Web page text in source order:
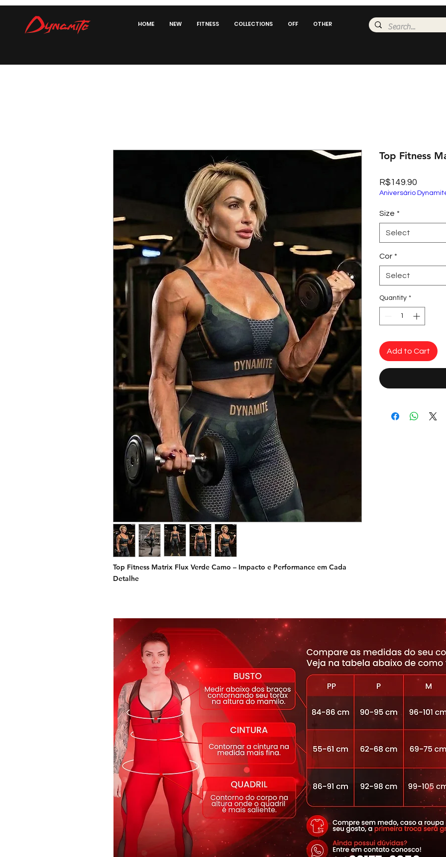
HOME NEW FITNESS COLLECTIONS OFF OTHER
Top Fitness Matrix Flux Verde Camo – Impacto e Performance em Cada
Detalhe
Visual futurista, ajuste impecável e tecnologia que valoriza seu corpo
O Top Flux Verde foi criado para quem quer se destacar dentro e fora da
academia.
*Destaques:
Estampa 3D sublimática com traços neon –moderna e exclusiva
Efeito Muscle Shading –
valoriza e define a silhueta
Tecido antibactericida –mais conforto e proteção no uso
Alta durabilidade –não desbota e mantém a elasticidade
Zero transparência
-tecido encorpado com forro no busto e elástico
interno que garante total suporte e segurança.
Modelagem Dynamite – ajuste firme que realça suas curvas
*Perfeito para:
Top Fitness
R$149.90
Aniversário
Size *
Select
Cor *
Select
Quantity *
Add to Cart